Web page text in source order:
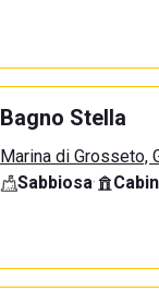
Bagno Stella
Marina di Grosseto,
Sabbiosa·